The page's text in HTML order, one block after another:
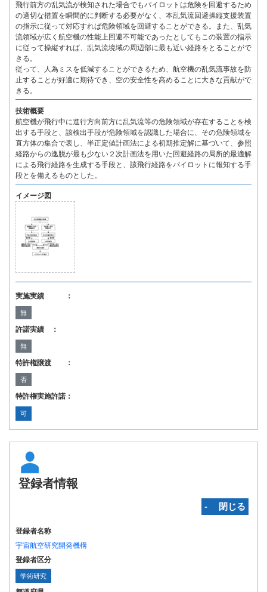
飛行前方の乱気流が検知された場合でもパイロットは危険を回避するため
の適切な措置を瞬間的に判断する必要がなく、本乱気流回避操縦支援装置
の指示に従って対応すれば危険領域を回避することができる。また、乱気
流領域が広く航空機の性能上回避不可能であったとしてもこの装置の指示
に従って操縦すれば、乱気流境域の周辺部に最も近い経路をとることがで
きる。
従って、人為ミスを低減することができるため、航空機の乱気流事故を防
止することが好適に期待でき、空の安全性を高めることに大きな貢献がで
きる。
技術概要
航空機が飛行中に進行方向前方に乱気流等の危険領域が存在することを検
出する手段と、該検出手段が危険領域を認識した場合に、その危険領域を
直方体の集合で表し、半正定値計画法による初期推定解に基づいて、参照
経路からの逸脱が最も少ない２次計画法を用いた回避経路の局所的最適解
による飛行経路を生成する手段と、該飛行経路をパイロットに報知する手
段とを備えるものとした。
イメージ図
実施実績 ：
無
許諾実績 ：
無
特許権譲渡 ：
否
特許権実施許諾：
可
登録者情報
‐ 閉じる
登録者名称
宇宙航空研究開発機構
登録者区分
学術研究